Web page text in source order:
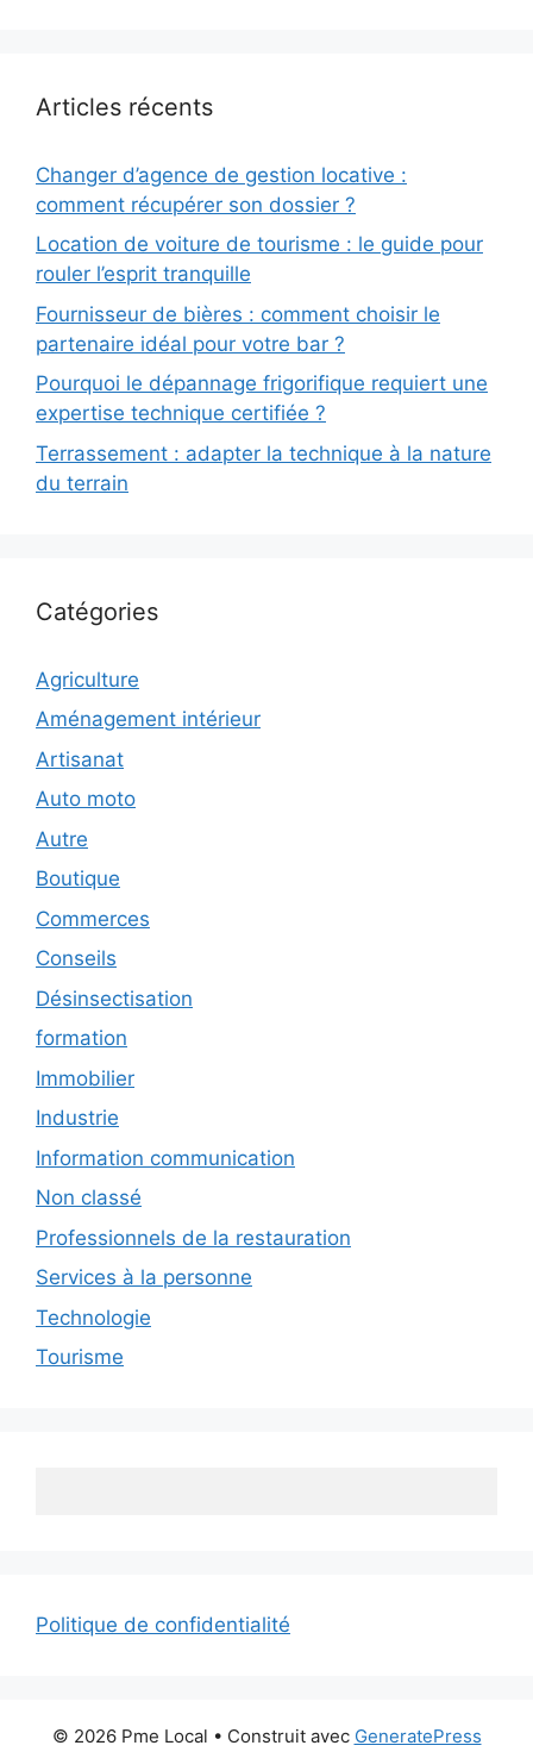
Articles récents
Changer d’agence de gestion locative :
comment récupérer son dossier ?
Location de voiture de tourisme : le guide pour
rouler l’esprit tranquille
Fournisseur de bières : comment choisir le
partenaire idéal pour votre bar ?
Pourquoi le dépannage frigorifique requiert une
expertise technique certifiée ?
Terrassement : adapter la technique à la nature
du terrain
Catégories
Agriculture
Aménagement intérieur
Artisanat
Auto moto
Autre
Boutique
Commerces
Conseils
Désinsectisation
formation
Immobilier
Industrie
Information communication
Non classé
Professionnels de la restauration
Services à la personne
Technologie
Tourisme
Politique de confidentialité
© 2026 Pme Local • Construit avec GeneratePress